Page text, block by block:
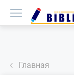
Главная